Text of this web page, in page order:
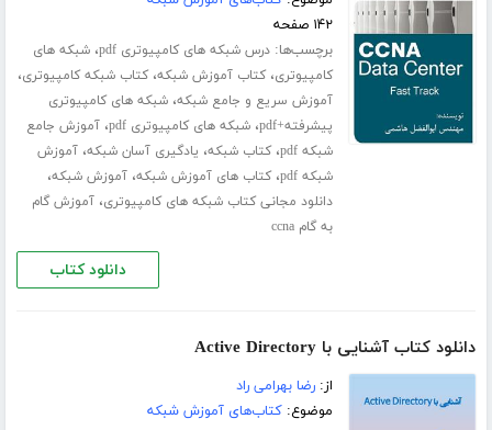
۱۴۲ صفحه
برچسب‌ها:درس شبکه های کامپیوتری pdf ،شبکه های
کامپیوتری،کتاب آموزش شبکه،کتاب شبکه کامپیوتری،
آموزش سریع و جامع شبکه،شبکه های کامپیوتری
پیشرفته+pdf
،شبکه های کامپیوتری pdf ،آموزش جامع
شبکه pdf
،کتاب شبکه، یادگیری آسان شبکه،آموزش
شبکه pdf
،کتاب های آموزش شبکه،آموزش شبکه،
دانلود مجانی کتاب شبکه های کامپیوتری،آموزش گام
به گام ccna
دانلود کتاب
دانلود کتاب آشنایی با Active Directory
از:رضا بهرامی راد
موضوع:کتاب‌های آموزش شبکه